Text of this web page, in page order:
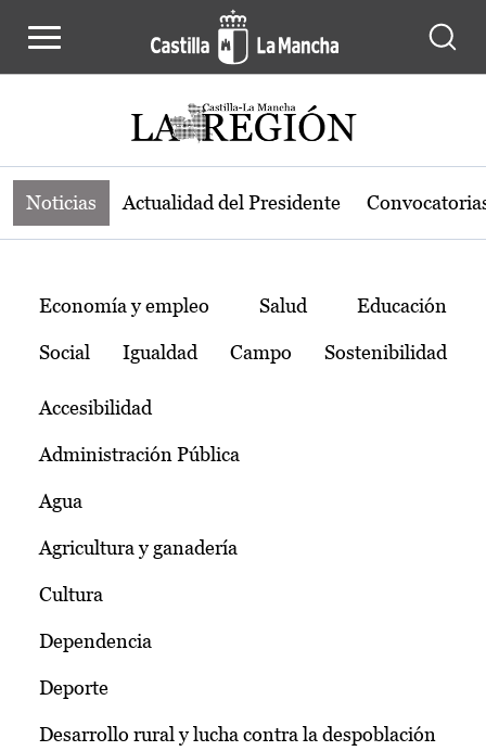
Noticias de la región de Castilla-La
Noticias Actualidad del Presidente
Temas
Economía y empleo Salud Educación
Social Igualdad Campo Sostenibilidad
Accesibilidad
Administración Pública
Agua
Agricultura y ganadería
Cultura
Dependencia
Deporte
Desarrollo rural y lucha contra la despoblación